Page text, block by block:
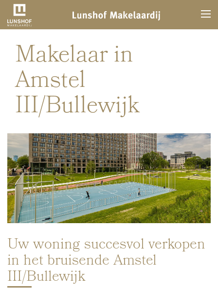
Makelaar in
Amstel
III/Bullewijk
Uw woning succesvol verkopen
in het bruisende Amstel
III/Bullewijk